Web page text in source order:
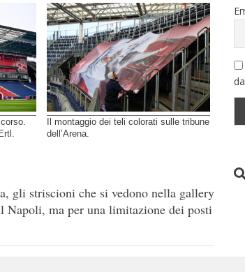
Il montaggio dei teli colorati sulle tribune
dell’Arena.
gli striscioni che si vedono nella gallery
Napoli, ma per una limitazione dei posti